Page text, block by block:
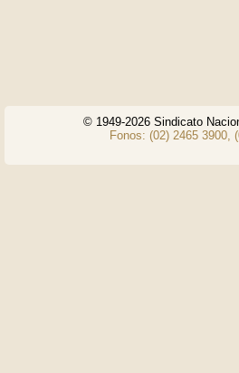
© 1949-2026 Sindicato
Fonos: (02) 2465 3900,